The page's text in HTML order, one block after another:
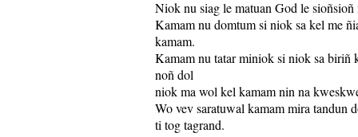
Niok nu siag le matuan God le sioñsioñ
Kamam nu domtum si niok sa kel me
kamam.
Kamam nu tatar miniok si niok sa biriñ
noñ dol
niok ma wol kel kamam nin na
Wo vev saratuwal kamam mira tandun
ti tog tagrand.